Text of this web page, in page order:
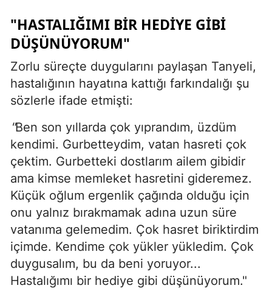
"HASTALIĞIMI BIR HEDIYE GIBI
DÜŞÜNÜYORUM"
Zorlu süreçte duygularını paylaşan Tanyeli,
hastalığının hayatına kattığı farkındalığı şu
sözlerle ifade etmişti:
"Ben son yıllarda çok yıprandım, üzdüm
kendimi. Gurbetteydim, vatan hasreti çok
çektim. Gurbetteki dostlarım ailem gibidir
ama kimse memleket hasretini gideremez.
Küçük oğlum ergenlik çağında olduğu için
onu yalnız bırakmamak adına uzun süre
vatanıma gelemedim. Çok hasret biriktirdim
içimde. Kendime çok yükler yükledim. Çok
duygusalım, bu da beni yoruyor...
Hastalığımı bir hediye gibi düşünüyorum."